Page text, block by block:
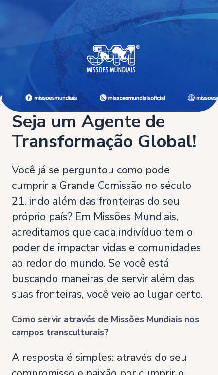
Seja um Agente de
Transformação Global!
Você já se perguntou como pode
cumprir a Grande Comissão no século
21, indo além das fronteiras do seu
próprio país? Em Missões Mundiais,
acreditamos que cada indivíduo tem o
poder de impactar vidas e comunidades
ao redor do mundo. Se você está
buscando maneiras de servir além das
suas fronteiras, você veio ao lugar certo.
Como servir através de Missões Mundiais nos
campos transculturais?
A resposta é simples: através do seu